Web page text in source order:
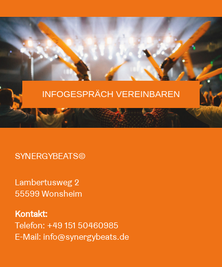
INFOGESPRÄCH VEREINBAREN
SYNERGYBEATS©
Lambertusweg 2
55599 Wonsheim
Kontakt:
Telefon: +49 151 50460985
E-Mail: info@synergybeats.de